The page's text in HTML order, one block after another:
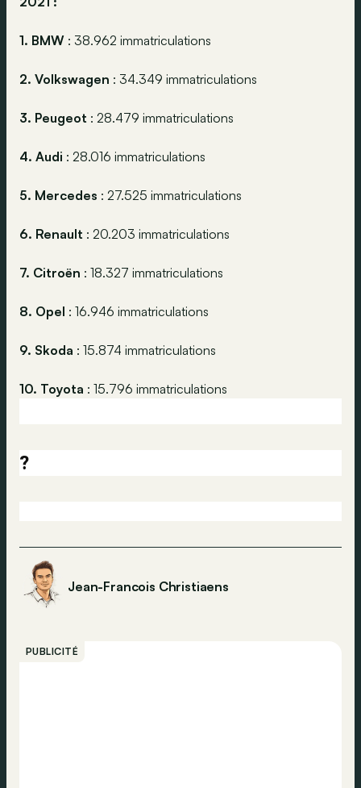
1. BMW : 38.962 immatriculations
2. Volkswagen : 34.349 immatriculations
3. Peugeot : 28.479 immatriculations
4. Audi : 28.016 immatriculations
5. Mercedes : 27.525 immatriculations
6. Renault : 20.203 immatriculations
7. Citroën : 18.327 immatriculations
8. Opel : 16.946 immatriculations
9. Skoda : 15.874 immatriculations
10. Toyota : 15.796 immatriculations
?
Jean-Francois Christiaens
PUBLICITÉ